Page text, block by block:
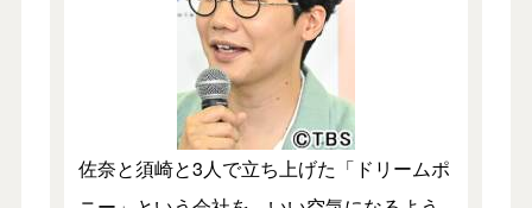
佐奈と須崎と3人で立ち上げた「ドリームポ